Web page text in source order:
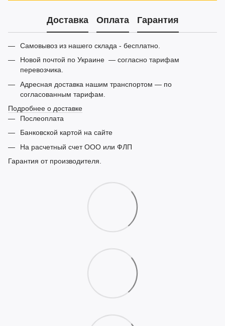
Доставка Оплата Гарантия
Самовывоз из нашего склада - бесплатно.
Новой почтой по Украине — согласно тарифам
перевозчика.
Адресная доставка нашим транспортом — по
согласованным тарифам.
Подробнее о доставке
Послеоплата
Банковской картой на сайте
На расчетный счет ООО или ФЛП
Гарантия от производителя.